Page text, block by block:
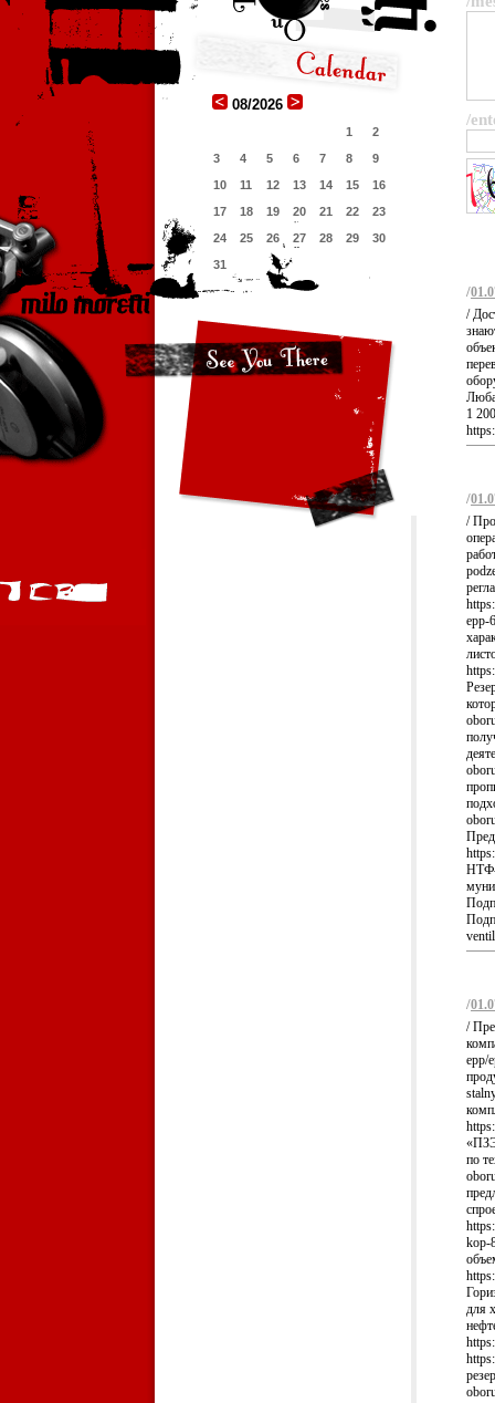
08/2026
1
2
3
4 5 6 7 8
9
10
11 12 13 14 15
16
17
18 19 20 21 22
23
24
25 26 27 28 29
30
31
/
/
/
1
/
/
epp-
НТФ-
/
/
epp/
по
kop-
для